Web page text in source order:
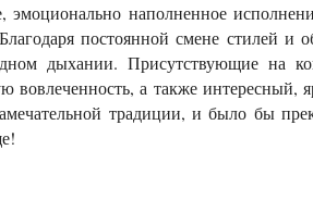
наполненное
постоянной смене стилей и
дыхании. Присутствующие на
вовлеченность, а также интересный,
традиции, и было бы